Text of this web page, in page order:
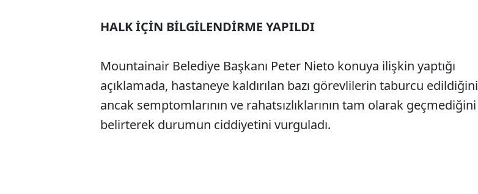
HALK İÇİN BİLGİLENDİRME YAPILDI
Mountainair Belediye Başkanı Peter Nieto konuya ilişkin yaptığı
açıklamada, hastaneye kaldırılan bazı görevlilerin taburcu edildiğini
ancak semptomlarının ve rahatsızlıklarının tam olarak geçmediğini
belirterek durumun ciddiyetini vurguladı.